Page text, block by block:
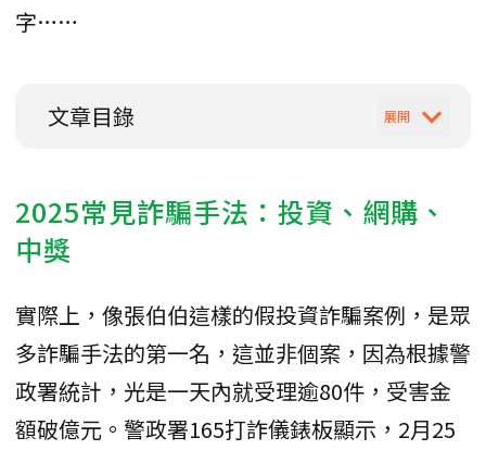
字……
文章目錄
2025常見詐騙手法：投資、網購、
中獎
實際上，像張伯伯這樣的假投資詐騙案例，是眾
多詐騙手法的第一名，這並非個案，因為根據警
政署統計，光是一天內就受理逾80件，受害金
額破億元。警政署165打詐儀錶板顯示，2月25